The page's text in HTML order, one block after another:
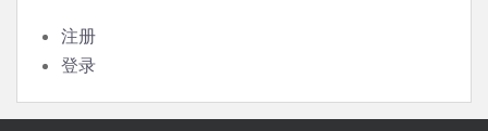
注册
登录